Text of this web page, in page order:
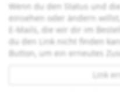
Wenn du den Status und
einsehen oder ändern
E-Mails, die wir dir im
du den Link nicht finden
Button, um ein erneutes
Link